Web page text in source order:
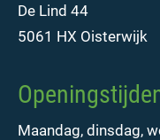
De Lind 44
5061 HX Oisterwijk
Maandag, dinsdag,